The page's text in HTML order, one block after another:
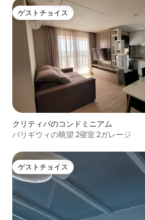
ゲストチョイス
ゲストチョイス
クリティバのコンドミニアム
バリギウィの眺望 2寝室 2ガレージ
ゲストチョイス
ゲストチョイス